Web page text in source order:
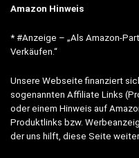
Amazon Hinweis
* #Anzeige – „Als Amazon-
Verkäufen.“
Unsere Webseite finanziert
sogenannten Affiliate Links
oder einem Hinweis auf
Produktlinks bzw.
der uns hilft, diese Seite